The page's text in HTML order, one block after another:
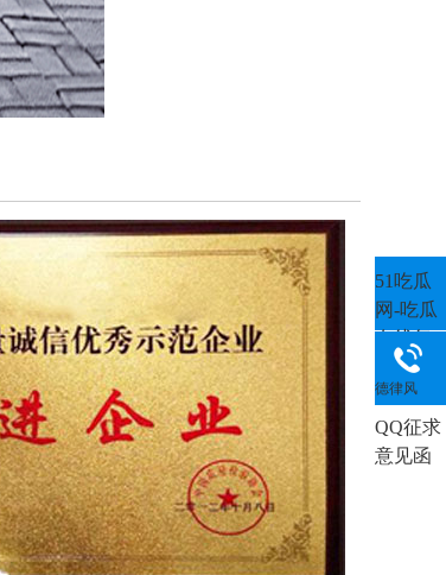
51吃瓜
网-吃瓜
在线每
日吃瓜:
QQ征求
意见函
德律风